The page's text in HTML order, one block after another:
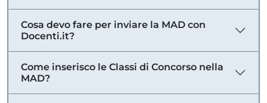
Cosa devo fare per inviare la MAD con
Docenti.it?
Come inserisco le Classi di Concorso nella
MAD?